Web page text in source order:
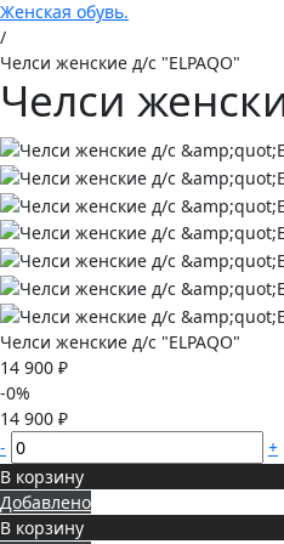
Женская обувь.
/
Челси женские д/с "ELPAQO"
Челси
Челси женские д/с "ELPAQO"
14 900 ₽
-0%
14 900 ₽
-
+
В корзину
Добавлено
В корзину